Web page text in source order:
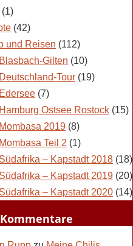
(1)
(42)
und Reisen (112)
Blasbach-Gilten (10)
Deutschland-Tour (19)
Edersee (7)
Hamburg Ostsee Rostock (15)
Mombasa 2019 (8)
Mombasa Teil 2 (1)
Südafrika – Kapstadt 2018 (18)
Südafrika – Kapstadt 2019 (20)
Südafrika – Kapstadt 2020 (14)